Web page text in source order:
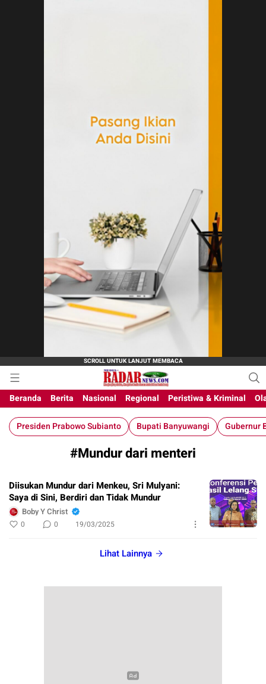
M-Radar News
media online
Beranda
Berita Nasional Regional Peristiwa & Kriminal
Presiden Prabowo Subianto Bupati Banyuwangi Gubernur
#Mundur dari menteri
Diisukan Mundur dari Menkeu, Sri Mulyani:
Saya di Sini, Berdiri dan Tidak Mundur
Boby Y Christ
0 0 19/03/2025
Lihat Lainnya